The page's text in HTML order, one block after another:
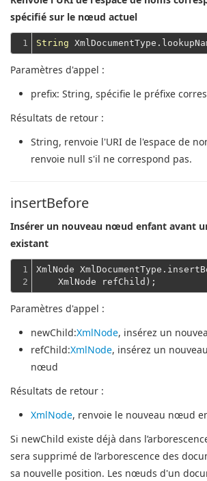
spécifié sur le nœud actuel
1 String
Paramètres d'appel :
prefix: String, spécifie le préfixe
Résultats de retour :
String, renvoie l'URI de l'espace de
renvoie null s'il ne correspond pas.
insertBefore
Insérer un nouveau nœud enfant avant
existant
1
2
XmlNode
    XmlNode refChild);
Paramètres d'appel :
newChild:XmlNode, insérez un
refChild:XmlNode, insérez un
nœud
Résultats de retour :
XmlNode, renvoie le nouveau nœud
Si newChild existe déjà dans
sera supprimé de l’arborescence des
sa nouvelle position. Les nœuds d'un